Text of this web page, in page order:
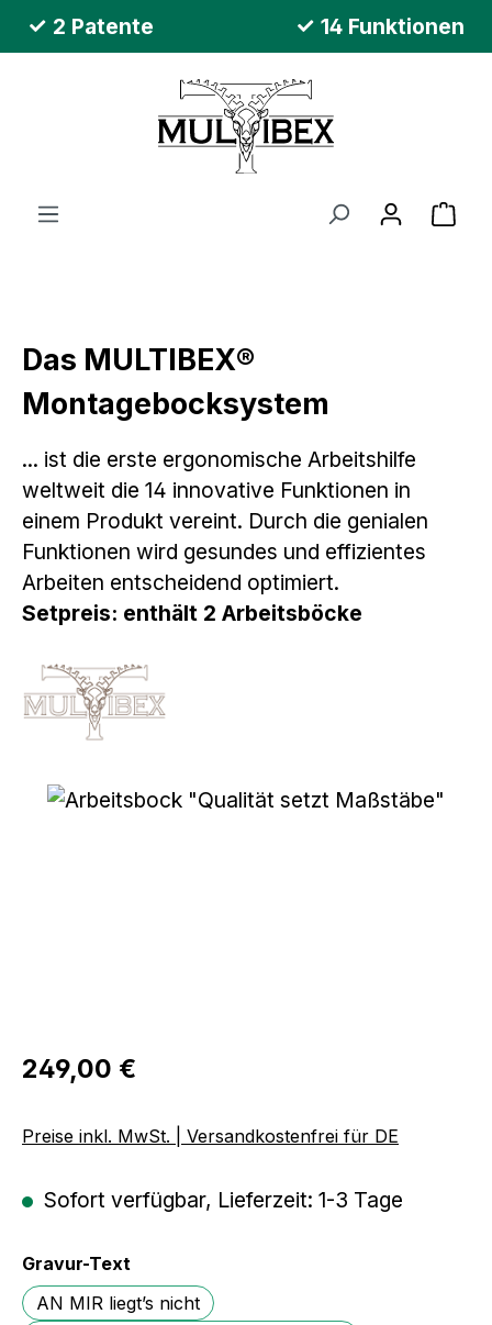
Zum Hauptinhalt springen
2 Patente 14 Funktionen
Das MULTIBEX®
Montagebocksystem
... ist die erste ergonomische Arbeitshilfe
weltweit die 14 innovative Funktionen in
einem Produkt vereint. Durch die genialen
Funktionen wird gesundes und effizientes
Arbeiten entscheidend optimiert.
Setpreis: enthält 2 Arbeitsböcke
Bildergalerie überspringen
Regulärer Preis:
249,00 €
Preise inkl. MwSt. | Versandkostenfrei für DE
Sofort verfügbar, Lieferzeit: 1-3 Tage
Gravur-Text
AN MIR liegt’s nicht